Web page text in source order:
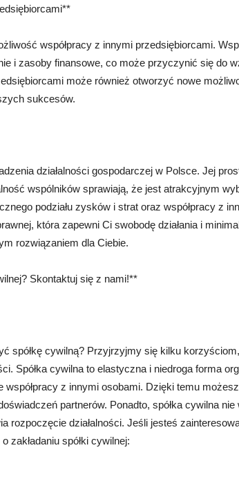
współpracy z innymi przedsiębiorcami.
i zasoby finansowe, co może przyczynić się do
może również otworzyć nowe
sukcesów.
działalności gospodarczej w Polsce. Jej
wspólników sprawiają, że jest atrakcyjnym
podziału zysków i strat oraz współpracy z
która zapewni Ci swobodę działania i
rozwiązaniem dla Ciebie.
Skontaktuj się z nami!**
spółkę cywilną? Przyjrzyjmy się kilku
Spółka cywilna to elastyczna i niedroga forma
współpracy z innymi osobami. Dzięki temu
partnerów. Ponadto, spółka cywilna nie
rozpoczęcie działalności. Jeśli jesteś
zakładaniu spółki cywilnej: